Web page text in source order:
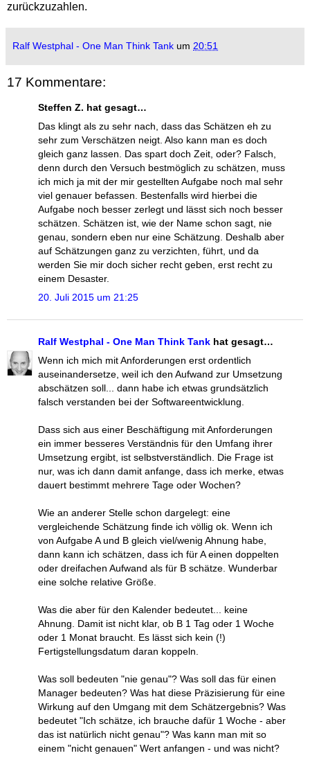
zurückzuzahlen.
Ralf Westphal - One Man Think Tank um 20:51
17 Kommentare:
Steffen Z. hat gesagt…
Das klingt als zu sehr nach, dass das Schätzen eh zu
sehr zum Verschätzen neigt. Also kann man es doch
gleich ganz lassen. Das spart doch Zeit, oder? Falsch,
denn durch den Versuch bestmöglich zu schätzen, muss
ich mich ja mit der mir gestellten Aufgabe noch mal sehr
viel genauer befassen. Bestenfalls wird hierbei die
Aufgabe noch besser zerlegt und lässt sich noch besser
schätzen. Schätzen ist, wie der Name schon sagt, nie
genau, sondern eben nur eine Schätzung. Deshalb aber
auf Schätzungen ganz zu verzichten, führt, und da
werden Sie mir doch sicher recht geben, erst recht zu
einem Desaster.
20. Juli 2015 um 21:25
Ralf Westphal - One Man Think Tank hat gesagt…
Wenn ich mich mit Anforderungen erst ordentlich
auseinandersetze, weil ich den Aufwand zur Umsetzung
abschätzen soll... dann habe ich etwas grundsätzlich
falsch verstanden bei der Softwareentwicklung.
Dass sich aus einer Beschäftigung mit Anforderungen
ein immer besseres Verständnis für den Umfang ihrer
Umsetzung ergibt, ist selbstverständlich. Die Frage ist
nur, was ich dann damit anfange, dass ich merke, etwas
dauert bestimmt mehrere Tage oder Wochen?
Wie an anderer Stelle schon dargelegt: eine
vergleichende Schätzung finde ich völlig ok. Wenn ich
von Aufgabe A und B gleich viel/wenig Ahnung habe,
dann kann ich schätzen, dass ich für A einen doppelten
oder dreifachen Aufwand als für B schätze. Wunderbar
eine solche relative Größe.
Was die aber für den Kalender bedeutet... keine
Ahnung. Damit ist nicht klar, ob B 1 Tag oder 1 Woche
oder 1 Monat braucht. Es lässt sich kein (!)
Fertigstellungsdatum daran koppeln.
Was soll bedeuten "nie genau"? Was soll das für einen
Manager bedeuten? Was hat diese Präzisierung für eine
Wirkung auf den Umgang mit dem Schätzergebnis? Was
bedeutet "Ich schätze, ich brauche dafür 1 Woche - aber
das ist natürlich nicht genau"? Was kann man mit so
einem "nicht genauen" Wert anfangen - und was nicht?